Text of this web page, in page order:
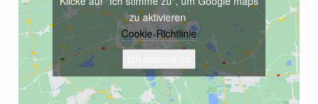
zu aktivieren
Cookie-Richtlinie